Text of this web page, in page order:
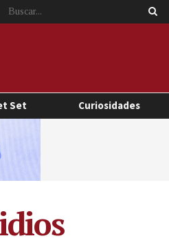
Set Curiosidades